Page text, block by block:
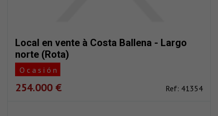
Local en vente à Costa Ballena - Largo
norte (Rota)
O c a s i ó n
254.000 € Ref: 41354